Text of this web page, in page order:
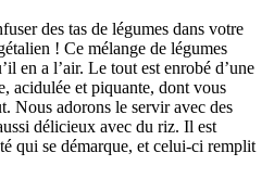
des tas de légumes dans votre
! Ce mélange de légumes
en a l’air. Le tout est enrobé d’une
acidulée et piquante, dont vous
Nous adorons le servir avec des
délicieux avec du riz. Il est
qui se démarque, et celui-ci remplit